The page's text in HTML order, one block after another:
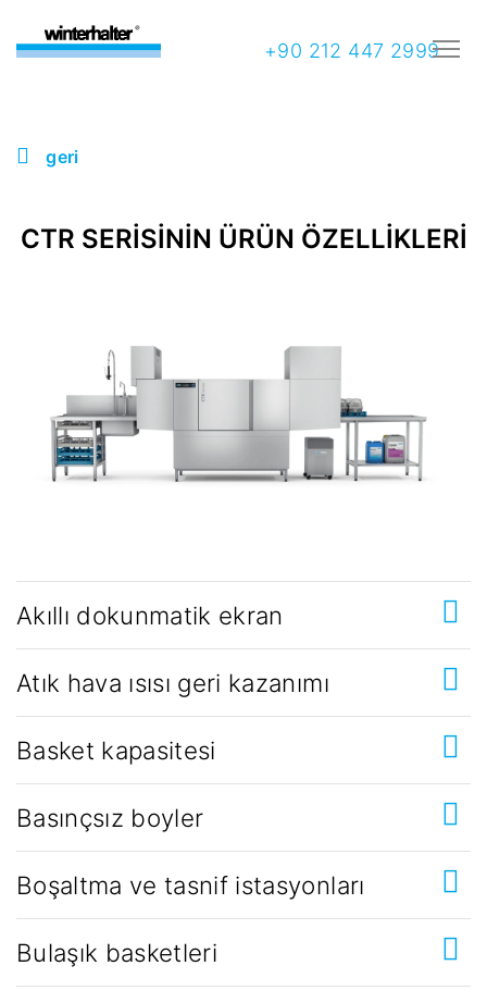
+90 212 447 2999
geri
CTR SERISININ ÜRÜN ÖZELLIKLERI
Akıllı dokunmatik ekran
Atık hava ısısı geri kazanımı
Basket kapasitesi
Basınçsız boyler
Boşaltma ve tasnif istasyonları
Bulaşık basketleri